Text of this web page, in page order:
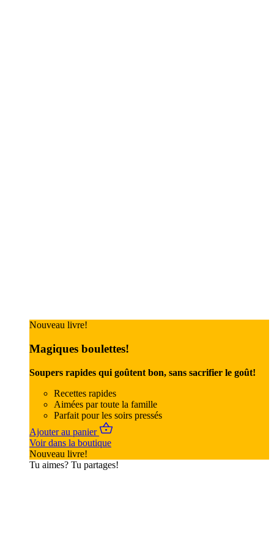
Nouveau livre!
Magiques boulettes!
Soupers rapides qui goûtent bon, sans sacrifier le goût!
Recettes rapides
Aimées par toute la famille
Parfait pour les soirs pressés
Ajouter au panier
Voir dans la boutique
Nouveau livre!
Tu aimes? Tu partages!